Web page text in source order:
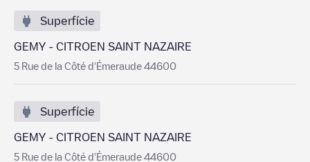
Superfície
GEMY - CITROEN SAINT NAZAIRE
5 Rue de la Côté d'Émeraude 44600
Superfície
GEMY - CITROEN SAINT NAZAIRE
5 Rue de la Côté d'Émeraude 44600